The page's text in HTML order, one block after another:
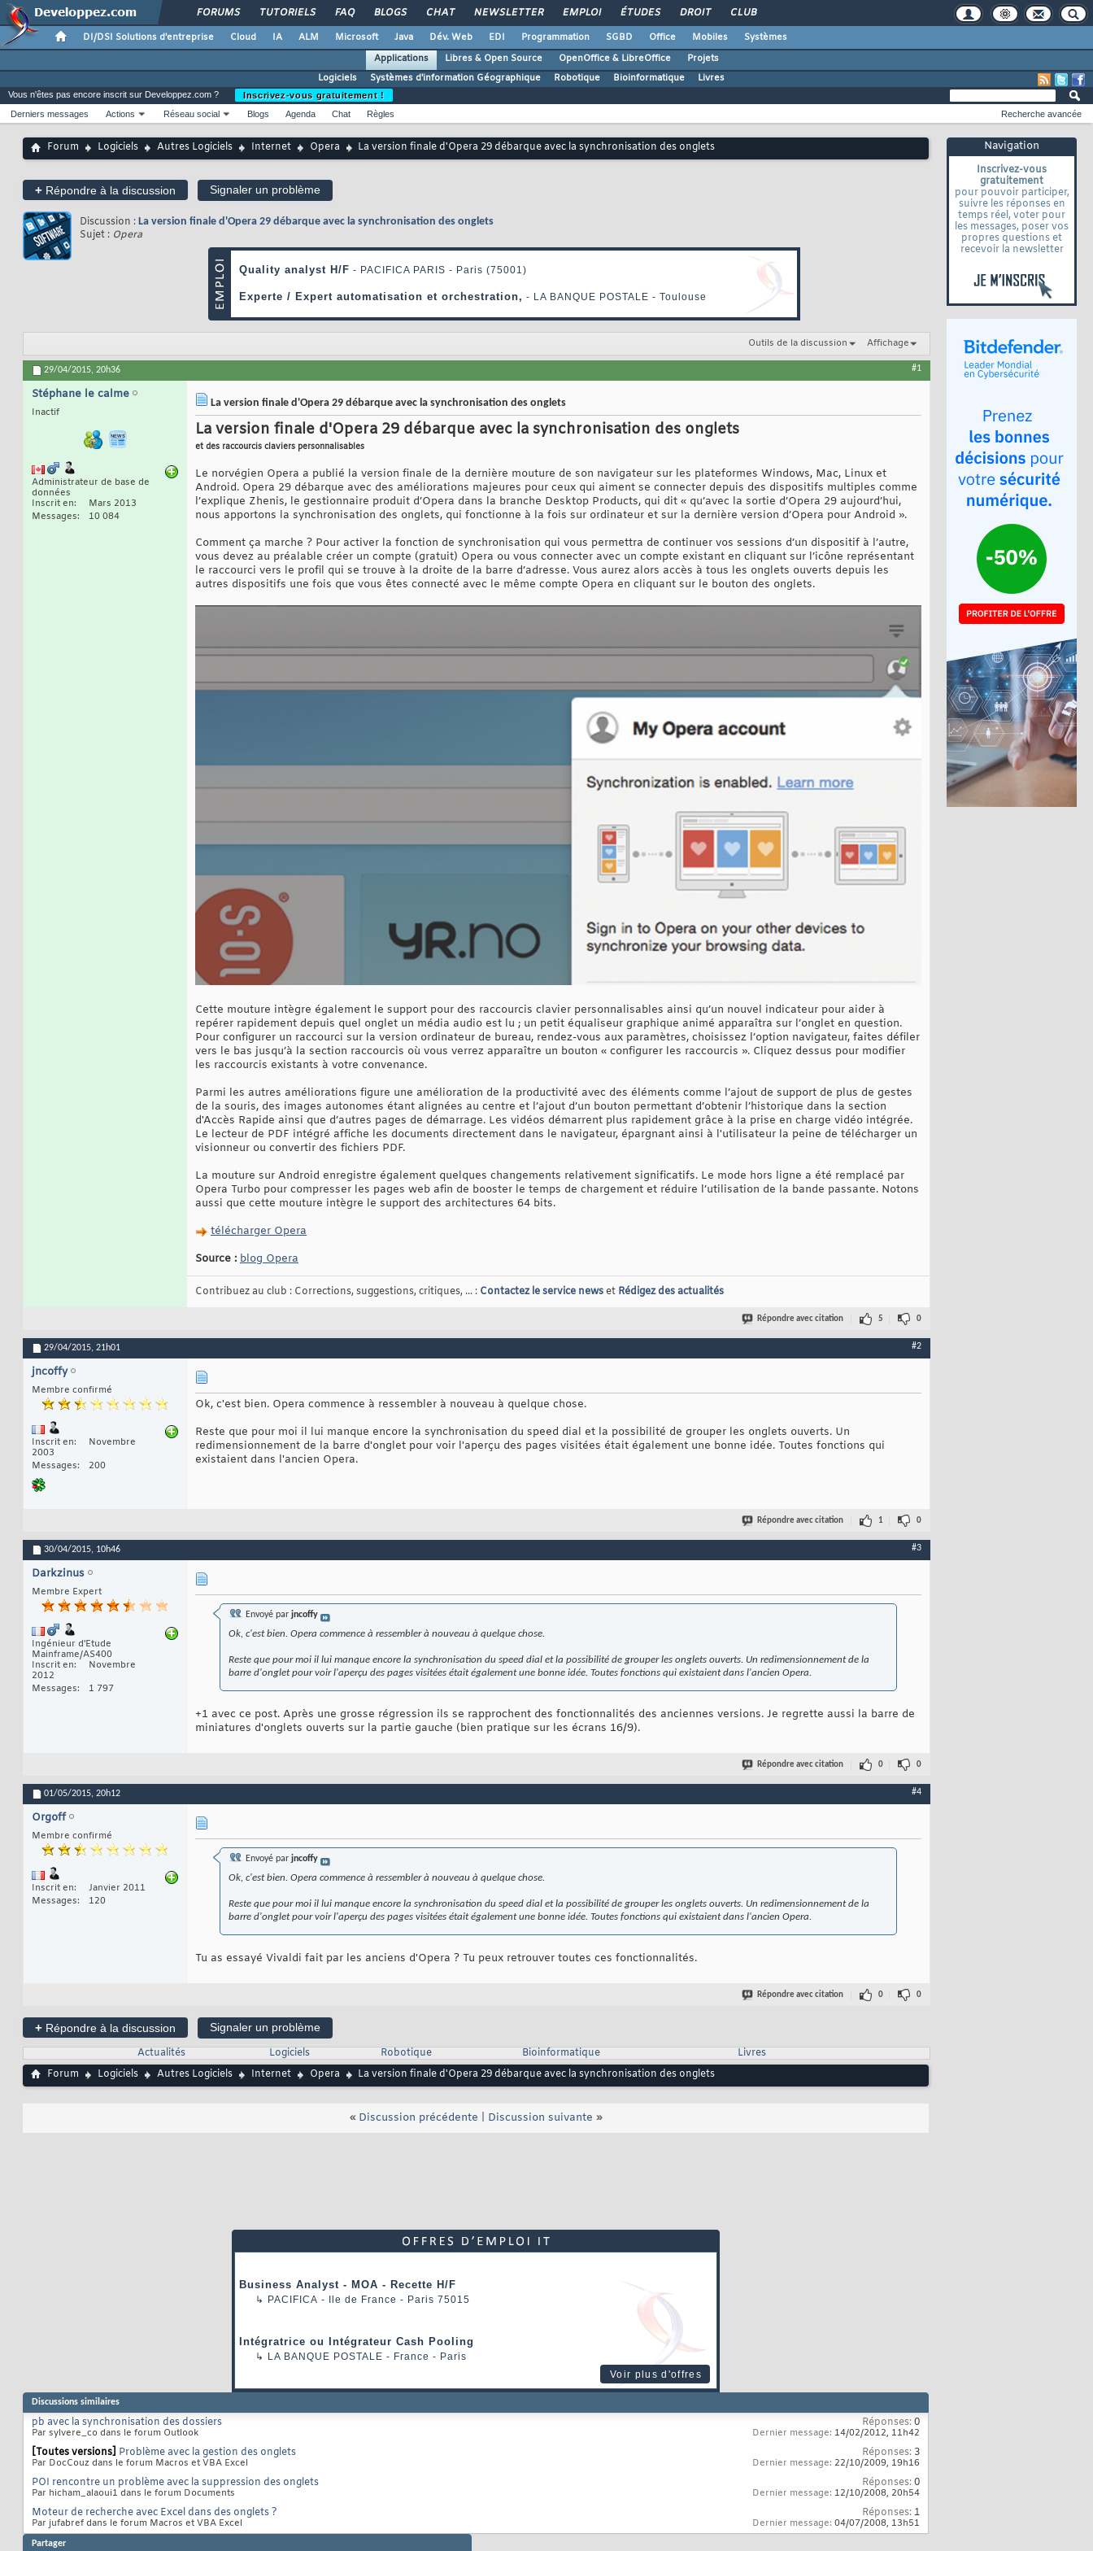
FORUMS TUTORIELS FAQ BLOGS CHAT NEWSLETTER EMPLOI ÉTUDES DROIT CLUB
DI/DSI Solutions d'entreprise Cloud IA ALM Microsoft Java Dév. Web EDI Programmation SGBD Office Mobiles
Systèmes
Applications
Libres & Open Source OpenOffice & LibreOffice
Projets
Logiciels
Systèmes d'information Géographique Robotique Bioinformatique Livres
Navigation
Inscrivez-vous
gratuitement
pour pouvoir participer,
suivre les réponses en
temps réel, voter pour
les messages, poser vos
propres questions et
recevoir la newsletter
Vous n'êtes pas encore inscrit sur Developpez.com ?
Inscrivez-vous gratuitement !
Derniers messages
Actions Réseau social Blogs Agenda Chat Règles Recherche avancée
Forum Logiciels Autres Logiciels Internet Opera La version finale d'Opera 29 débarque avec la synchronisation des onglets
+ Répondre à la discussion Signaler un problème
Discussion : La version finale d'Opera 29 débarque avec la synchronisation des onglets
Sujet : Opera
Outils de la discussion Affichage
29/04/2015, 20h36 #1
Stéphane le calme
Inactif
Administrateur de base de
données
Inscrit en
Mars 2013
Messages
10 084
La version finale d'Opera 29 débarque avec la synchronisation des onglets
La version finale d'Opera 29 débarque avec la synchronisation des onglets
et des raccourcis claviers personnalisables
Le norvégien Opera a publié la version finale de la dernière mouture de son navigateur sur les plateformes Windows, Mac, Linux et
Android. Opera 29 débarque avec des améliorations majeures pour ceux qui aiment se connecter depuis des dispositifs multiples comme
l’explique Zhenis, le gestionnaire produit d’Opera dans la branche Desktop Products, qui dit « qu’avec la sortie d’Opera 29 aujourd’hui,
nous apportons la synchronisation des onglets, qui fonctionne à la fois sur ordinateur et sur la dernière version d’Opera pour Android ».
Comment ça marche ? Pour activer la fonction de synchronisation qui vous permettra de continuer vos sessions d’un dispositif à l’autre,
vous devez au préalable créer un compte (gratuit) Opera ou vous connecter avec un compte existant en cliquant sur l’icône représentant
le raccourci vers le profil qui se trouve à la droite de la barre d’adresse. Vous aurez alors accès à tous les onglets ouverts depuis les
autres dispositifs une fois que vous êtes connecté avec le même compte Opera en cliquant sur le bouton des onglets.
Cette mouture intègre également le support pour des raccourcis clavier personnalisables ainsi qu’un nouvel indicateur pour aider à
repérer rapidement depuis quel onglet un média audio est lu ; un petit équaliseur graphique animé apparaîtra sur l’onglet en question.
Pour configurer un raccourci sur la version ordinateur de bureau, rendez-vous aux paramètres, choisissez l’option navigateur, faites défiler
vers le bas jusqu’à la section raccourcis où vous verrez apparaître un bouton « configurer les raccourcis ». Cliquez dessus pour modifier
les raccourcis existants à votre convenance.
Parmi les autres améliorations figure une amélioration de la productivité avec des éléments comme l’ajout de support de plus de gestes
de la souris, des images autonomes étant alignées au centre et l’ajout d’un bouton permettant d’obtenir l’historique dans la section
d'Accès Rapide ainsi que d’autres pages de démarrage. Les vidéos démarrent plus rapidement grâce à la prise en charge vidéo intégrée.
Le lecteur de PDF intégré affiche les documents directement dans le navigateur, épargnant ainsi à l'utilisateur la peine de télécharger un
visionneur ou convertir des fichiers PDF.
La mouture sur Android enregistre également quelques changements relativement significatifs. Le mode hors ligne a été remplacé par
Opera Turbo pour compresser les pages web afin de booster le temps de chargement et réduire l’utilisation de la bande passante. Notons
aussi que cette mouture intègre le support des architectures 64 bits.
télécharger Opera
Source : blog Opera
Contribuez au club : Corrections, suggestions, critiques, ... : Contactez le service newset Rédigez des actualités
Répondre avec citation 5 0
29/04/2015, 21h01 #2
jncoffy
Membre confirmé
Inscrit en
Novembre
2003
Messages
200
Ok, c'est bien. Opera commence à ressembler à nouveau à quelque chose.
Reste que pour moi il lui manque encore la synchronisation du speed dial et la possibilité de grouper les onglets ouverts. Un
redimensionnement de la barre d'onglet pour voir l'aperçu des pages visitées était également une bonne idée. Toutes fonctions qui
existaient dans l'ancien Opera.
Répondre avec citation 1 0
30/04/2015, 10h46 #3
Darkzinus
Membre Expert
Ingénieur d'Etude
Mainframe/AS400
Inscrit en
Novembre
2012
Messages
1 797
Envoyé par jncoffy
Ok, c'est bien. Opera commence à ressembler à nouveau à quelque chose.
Reste que pour moi il lui manque encore la synchronisation du speed dial et la possibilité de grouper les onglets ouverts. Un redimensionnement de la
barre d'onglet pour voir l'aperçu des pages visitées était également une bonne idée. Toutes fonctions qui existaient dans l'ancien Opera.
+1 avec ce post. Après une grosse régression ils se rapprochent des fonctionnalités des anciennes versions. Je regrette aussi la barre de
miniatures d'onglets ouverts sur la partie gauche (bien pratique sur les écrans 16/9).
Répondre avec citation 0 0
01/05/2015, 20h12 #4
Orgoff
Membre confirmé
Inscrit en
Janvier 2011
Messages
120
Envoyé par jncoffy
Ok, c'est bien. Opera commence à ressembler à nouveau à quelque chose.
Reste que pour moi il lui manque encore la synchronisation du speed dial et la possibilité de grouper les onglets ouverts. Un redimensionnement de la
barre d'onglet pour voir l'aperçu des pages visitées était également une bonne idée. Toutes fonctions qui existaient dans l'ancien Opera.
Tu as essayé Vivaldi fait par les anciens d'Opera ? Tu peux retrouver toutes ces fonctionnalités.
Répondre avec citation 0 0
+ Répondre à la discussion
Signaler un problème
Actualités
Logiciels Robotique Bioinformatique
Livres
Forum
Logiciels Autres Logiciels Internet Opera La version finale d'Opera 29 débarque avec la synchronisation des onglets
« Discussion précédente Discussion suivante »
Business Analyst - MOA - Recette H/F
↳ PACIFICA - Ile de France - Paris 75015
Intégratrice ou Intégrateur Cash Pooling
↳ LA BANQUE POSTALE - France - Paris
Voir plus d'offres
Discussions similaires
pb avec la synchronisation des dossiers
Par sylvere_co dans le forum Outlook
Réponses:0
Dernier message: 14/02/2012, 11h42
[Toutes versions] Problème avec la gestion des onglets
Par DocCouz dans le forum Macros et VBA Excel
Réponses: 3
Dernier message: 22/10/2009, 19h16
POI rencontre un problème avec la suppression des onglets
Par hicham_alaoui1 dans le forum Documents
Réponses:0
Dernier message: 12/10/2008, 20h54
Moteur de recherche avec Excel dans des onglets ?
Par jufabref dans le forum Macros et VBA Excel
Réponses: 1
Dernier message: 04/07/2008, 13h51
Partager